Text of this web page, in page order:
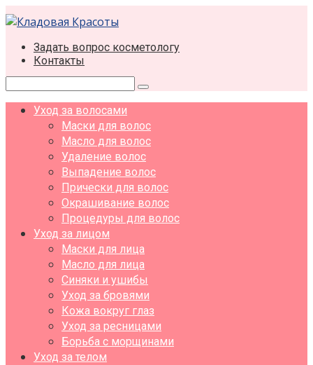
Перейти
к
контентуЗадать вопрос косметологу
Контакты
Поиск:
Уход за волосами
Маски для волос
Масло для волос
Удаление волос
Выпадение волос
Прически для волос
Окрашивание волос
Процедуры для волос
Уход за лицом
Маски для лица
Масло для лица
Синяки и ушибы
Уход за бровями
Кожа вокруг глаз
Уход за ресницами
Борьба с морщинами
Уход за телом